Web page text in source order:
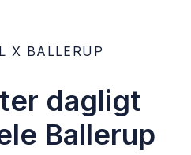
X BALLERUP
dagligt
Ballerup